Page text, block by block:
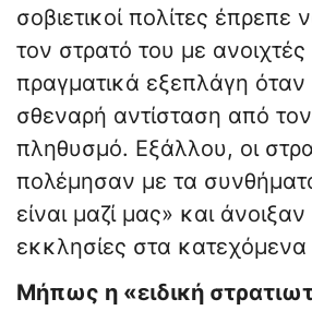
σοβιετικοί πολίτες έπρεπε
τον στρατό του με
πραγματικά εξεπλάγη
σθεναρή αντίσταση από
πληθυσμό. Εξάλλου, οι
πολέμησαν με τα
είναι μαζί μας» και
εκκλησίες στα
Μήπως η «ειδική